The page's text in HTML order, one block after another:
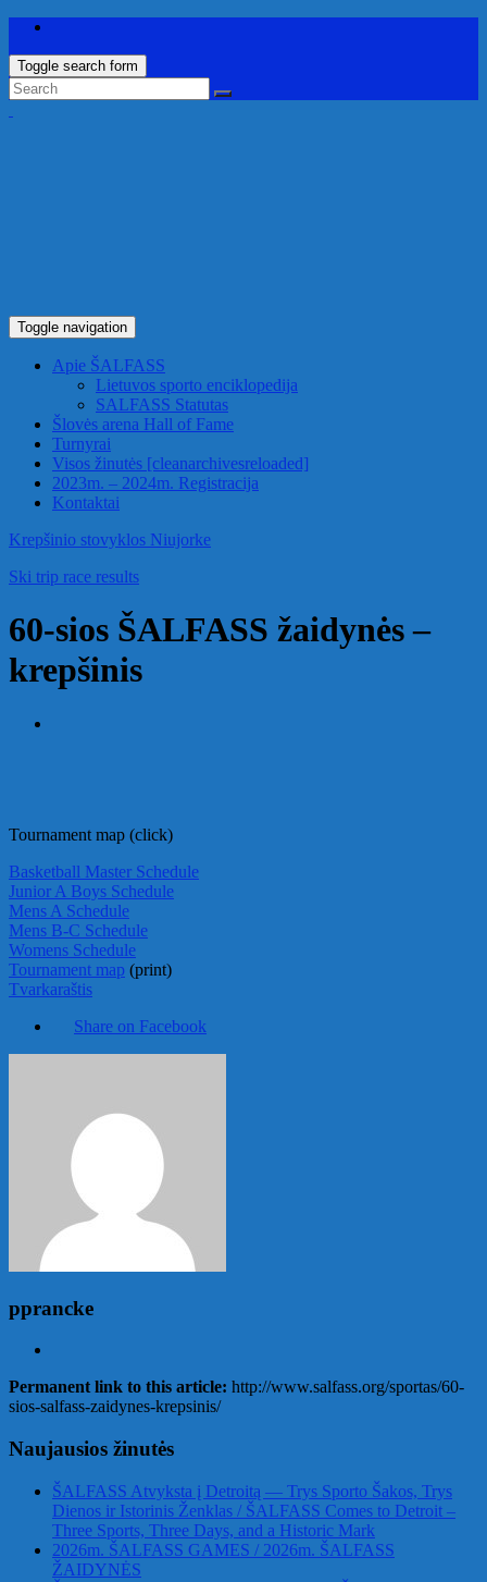
Toggle search form
Toggle navigation
Apie ŠALFASS
Lietuvos sporto enciklopedija
SALFASS Statutas
Šlovės arena Hall of Fame
Turnyrai
Visos žinutės [cleanarchivesreloaded]
2023m. – 2024m. Registracija
Kontaktai
Krepšinio stovyklos Niujorke
Ski trip race results
60-sios ŠALFASS žaidynės –
krepšinis
Tournament map (click)
Basketball Master Schedule
Junior A Boys Schedule
Mens A Schedule
Mens B-C Schedule
Womens Schedule
Tournament map (print)
Tvarkaraštis
Share on Facebook
pprancke
Permanent link to this article: http://www.salfass.org/sportas/60-
sios-salfass-zaidynes-krepsinis/
Naujausios žinutės
ŠALFASS Atvyksta į Detroitą — Trys Sporto Šakos, Trys
Dienos ir Istorinis Ženklas / ŠALFASS Comes to Detroit –
Three Sports, Three Days, and a Historic Mark
2026m. ŠALFASS GAMES / 2026m. ŠALFASS
ŽAIDYNĖS